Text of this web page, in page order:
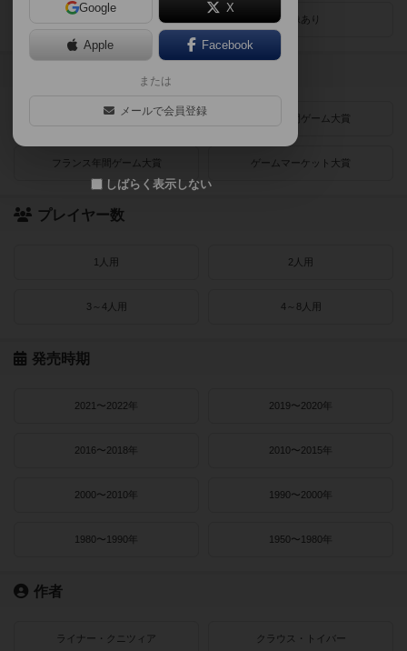
画像あり
ドイツゲーム大賞 ドイツ年間ゲーム大賞
フランス年間ゲーム大賞 ゲームマーケット大賞
プレイヤー数
1人用 2人用
3～4人用 4～8人用
発売時期
2021〜2022年 2019〜2020年
2016〜2018年 2010〜2015年
2000〜2010年 1990〜2000年
1980〜1990年 1950〜1980年
作者
ライナー・クニツィア クラウス・トイバー
Google X
Apple Facebook
または
メールで会員登録
しばらく表示しない